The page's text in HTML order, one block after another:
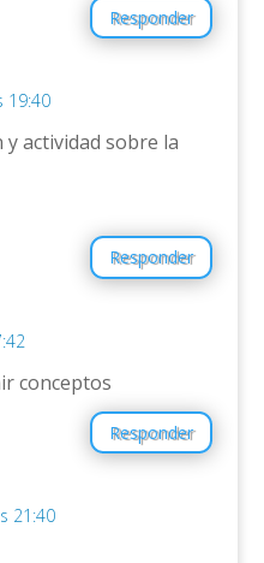
Responder
19:40
actividad sobre la
Responder
conceptos
Responder
21:40